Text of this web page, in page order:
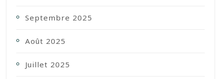
Septembre 2025
Août 2025
Juillet 2025